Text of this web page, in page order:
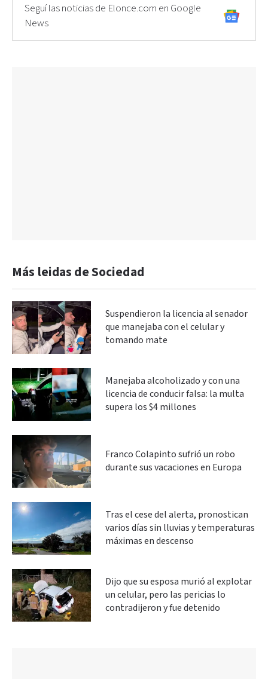
Seguí las noticias de Elonce.com en Google
News
Más leidas de Sociedad
Suspendieron la licencia al senador
que manejaba con el celular y
tomando mate
Manejaba alcoholizado y con una
licencia de conducir falsa: la multa
supera los $4 millones
Franco Colapinto sufrió un robo
durante sus vacaciones en Europa
Tras el cese del alerta, pronostican
varios días sin lluvias y temperaturas
máximas en descenso
Dijo que su esposa murió al explotar
un celular, pero las pericias lo
contradijeron y fue detenido